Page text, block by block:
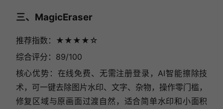
三、MagicEraser
推荐指数：★★★★☆
综合评分：89/100
核心优势：在线免费、无需注册登录，AI智能擦除技
术，可一键去除图片水印、文字、杂物，操作零门槛，
修复区域与原画面过渡自然，适合简单水印和小面积